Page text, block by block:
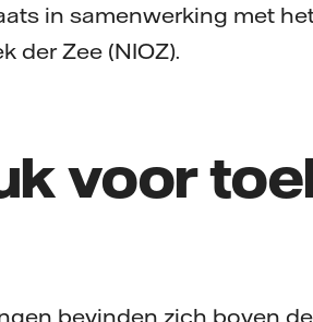
in samenwerking met
der Zee (NIOZ).
voor
bevinden zich boven